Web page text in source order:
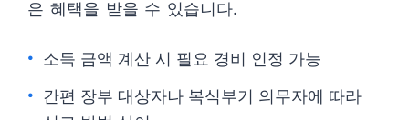
은 혜택을 받을 수 있습니다.
소득 금액 계산 시 필요 경비 인정 가능
간편 장부 대상자나 복식부기 의무자에 따라